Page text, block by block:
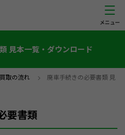
見本一覧・ダウンロード
取の流れ > 廃車手続きの必要書類 見
要書類